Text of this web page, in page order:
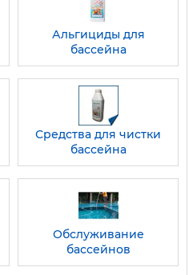
Альгициды для
бассейна
Средства для чистки
бассейна
Обслуживание
бассейнов